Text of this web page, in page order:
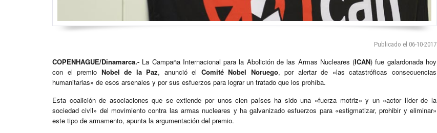
Publicado el 06-10-2017
COPENHAGUE/Dinamarca.- La Campaña Internacional para la Abolición de las Armas Nucleares (ICAN) fue galardonada hoy
con el premio Nobel de la Paz, anunció el Comité Nobel Noruego, por alertar de «las catastróficas consecuencias
humanitarias» de esos arsenales y por sus esfuerzos para lograr un tratado que los prohíba.
Esta coalición de asociaciones que se extiende por unos cien países ha sido una «fuerza motriz» y un «actor líder de la
sociedad civil» del movimiento contra las armas nucleares y ha galvanizado esfuerzos para «estigmatizar, prohibir y eliminar»
este tipo de armamento, apunta la argumentación del premio.